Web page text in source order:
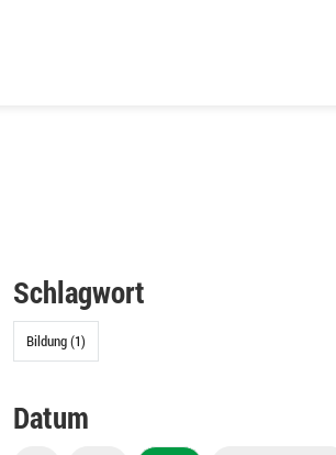
Schlagwort
Bildung (1)
Datum